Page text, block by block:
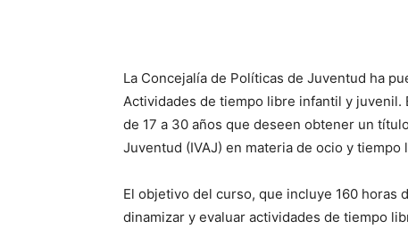
La Concejalía de Políticas de Juventud ha
Actividades de tiempo libre infantil y
de 17 a 30 años que deseen obtener un
Juventud (IVAJ) en materia de ocio y tiempo
El objetivo del curso, que incluye 160 horas
dinamizar y evaluar actividades de tiempo